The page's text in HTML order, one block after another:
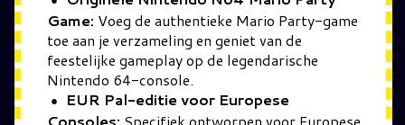
Game: Voeg de authentieke Mario Party-game
toe aan je verzameling en geniet van de
feestelijke gameplay op de legendarische
Nintendo 64-console.
EUR Pal-editie voor Europese
Consoles: Specifiek ontworpen voor Europese